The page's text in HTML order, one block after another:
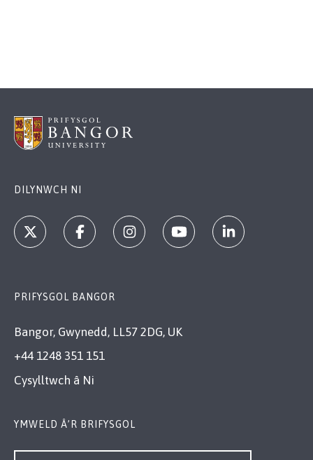
DILYNWCH NI
PRIFYSGOL BANGOR
Bangor, Gwynedd, LL57 2DG, UK
+44 1248 351 151
Cysylltwch â Ni
YMWELD Â’R BRIFYSGOL